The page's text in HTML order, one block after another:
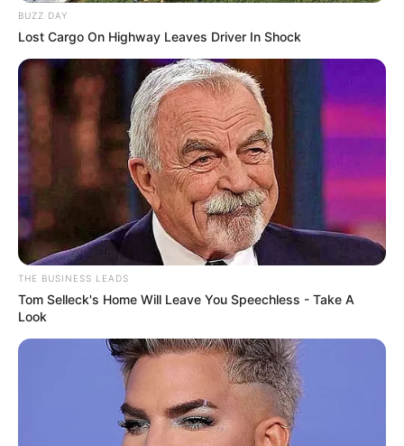
BUZZ DAY
Lost Cargo On Highway Leaves Driver In Shock
THE BUSINESS LEADS
Tom Selleck's Home Will Leave You Speechless - Take A
Look